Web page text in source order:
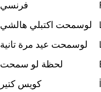
فرنسي
لوسمحت اكتبلي هالشي
لوسمحت عيد مرة تانية
لحظة لو سمحت
كويس كتير